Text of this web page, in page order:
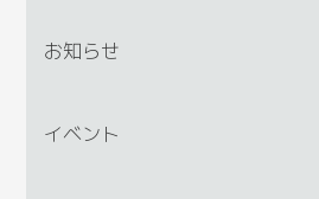
お知らせ
イベント